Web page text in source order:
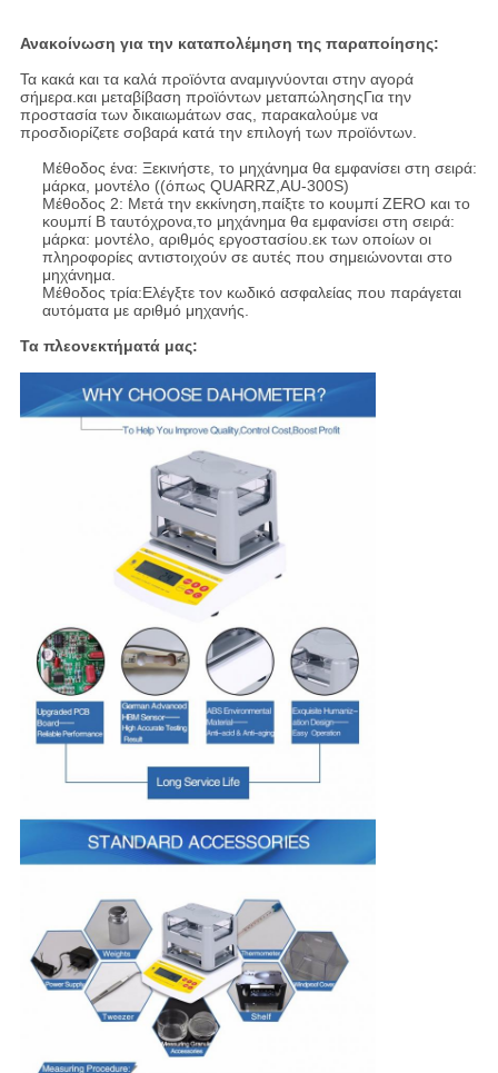
Ανακοίνωση για την καταπολέμηση της παραποίησης:
Τα κακά και τα καλά προϊόντα αναμιγνύονται στην αγορά
σήμερα.και μεταβίβαση προϊόντων μεταπώλησηςΓια την
προστασία των δικαιωμάτων σας, παρακαλούμε να
προσδιορίζετε σοβαρά κατά την επιλογή των προϊόντων.
Μέθοδος ένα: Ξεκινήστε, το μηχάνημα θα εμφανίσει στη σειρά:
μάρκα, μοντέλο ((όπως QUARRZ,AU-300S)
Μέθοδος 2: Μετά την εκκίνηση,παίξτε το κουμπί ZERO και το
κουμπί B ταυτόχρονα,το μηχάνημα θα εμφανίσει στη σειρά:
μάρκα: μοντέλο, αριθμός εργοστασίου.εκ των οποίων οι
πληροφορίες αντιστοιχούν σε αυτές που σημειώνονται στο
μηχάνημα.
Μέθοδος τρία:Ελέγξτε τον κωδικό ασφαλείας που παράγεται
αυτόματα με αριθμό μηχανής.
Τα πλεονεκτήματά μας: